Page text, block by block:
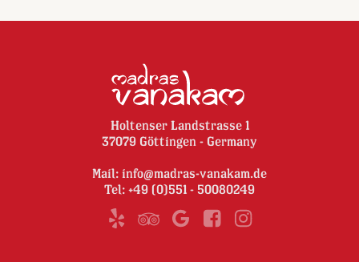
Holtenser Landstrasse 1
37079 Göttingen - Germany
Mail: info@madras-vanakam.de
Tel: +49 (0)551 - 50080249